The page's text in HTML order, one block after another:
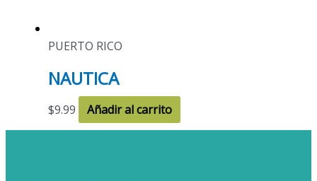
PUERTO RICO
NAUTICA
$9.99 Añadir al carrito